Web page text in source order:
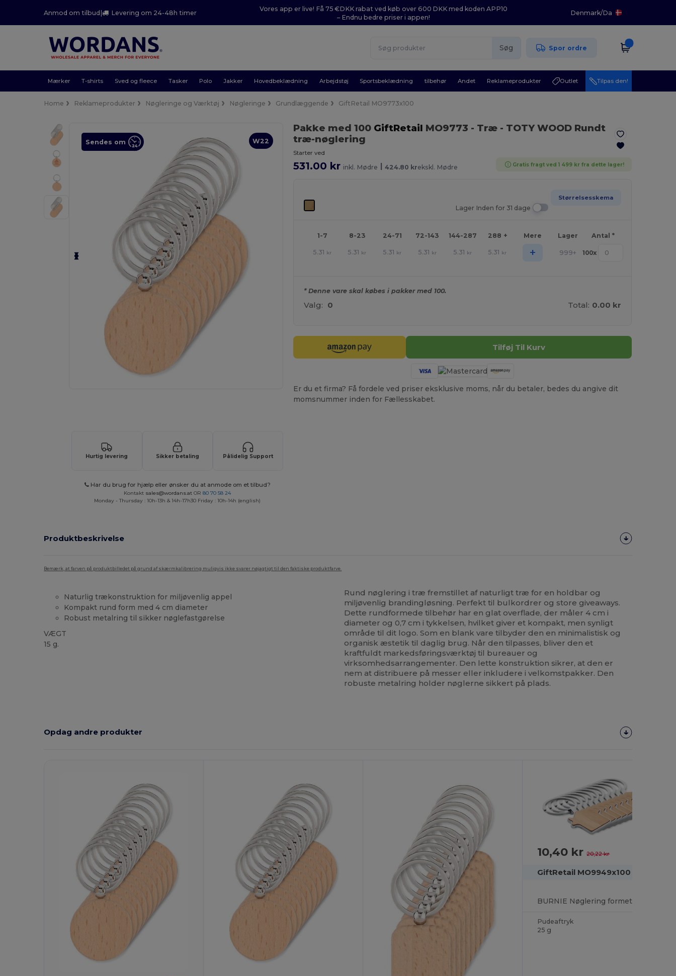
Anmod om tilbud| Levering om 24-48h timer
Vores app er live! Få 75 €DKK rabat ved køb over 600 DKK med koden APP10
– Endnu bedre priser i appen!
Denmark/Da
Søg Spor ordre
Mærker T-shirts Sved og fleece Tasker Polo Jakker Hovedbeklædning Arbejdstøj Sportsbeklædning tilbehør Andet Reklameprodukter Outlet Tilpas den!
Home Reklameprodukter Nøgleringe og Værktøj Nøgleringe Grundlæggende GiftRetail MO9773x100
W22
Sendes om
Hurtig levering Sikker betaling Pålidelig Support
Har du brug for hjælp eller ønsker du at anmode om et tilbud?
Kontakt sales@wordans.at OR80 70 58 24
Monday - Thursday : 10h-13h & 14h-17h30 Friday : 10h-14h (english)
Pakke med 100 GiftRetail MO9773 - Træ- TOTY WOOD Rundt
træ-nøglering
Starter ved
531.00 kr inkl. Mødre | 424.80 krekskl. Mødre Gratis fragt ved 1 499 kr fra dette lager!
Størrelsesskema
Lager Inden for 31 dage
1-7 8-23 24-71 72-143 144-287 288 + Mere Lager Antal *
5.31 kr 5.31 kr 5.31 kr 5.31 kr 5.31 kr 5.31 kr + 999+ 100x
* Denne vare skal købes i pakker med 100.
Valg: 0 Total: 0.00 kr
Tilføj Til Kurv
Er du et firma? Få fordele ved priser eksklusive moms, når du betaler, bedes du angive dit
momsnummer inden for Fællesskabet.
Produktbeskrivelse
Bemærk, at farven på produktbilledet på grund af skærmkalibrering muligvis ikke svarer nøjagtigt til den faktiske produktfarve.
Naturlig trækonstruktion for miljøvenlig appel
Kompakt rund form med 4 cm diameter
Robust metalring til sikker nøglefastgørelse
VÆGT
15 g.
Rund nøglering i træ fremstillet af naturligt træ for en holdbar og
miljøvenlig brandingløsning. Perfekt til bulkordrer og store giveaways.
Dette rundformede tilbehør har en glat overflade, der måler 4 cm i
diameter og 0,7 cm i tykkelsen, hvilket giver et kompakt, men synligt
område til dit logo. Som en blank vare tilbyder den en minimalistisk og
organisk æstetik til daglig brug. Når den tilpasses, bliver den et
kraftfuldt markedsføringsværktøj til bureauer og
virksomhedsarrangementer. Den lette konstruktion sikrer, at den er
nem at distribuere på messer eller inkludere i velkomstpakker. Den
robuste metalring holder nøglerne sikkert på plads.
Opdag andre produkter
10,40 kr20,22 kr
GiftRetail MO9949x100
Pudeaftryk
25 g